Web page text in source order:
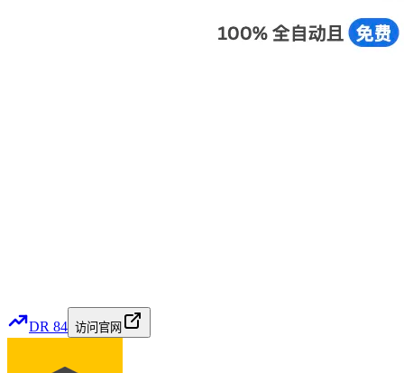
DR 84 访问官网